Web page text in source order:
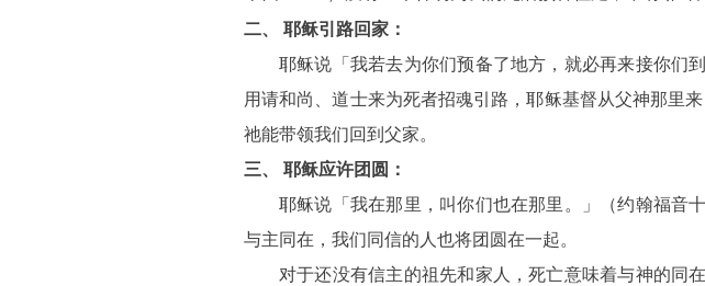
二、 耶稣引路回家：
耶稣说「我若去为你们预备了地方，就必再来接你们
用请和尚、道士来为死者招魂引路，耶稣基督从父神那里
祂能带领我们回到父家。
三、 耶稣应许团圆：
耶稣说「我在那里，叫你们也在那里。」（约翰福音
与主同在，我们同信的人也将团圆在一起。
对于还没有信主的祖先和家人，死亡意味着与神的同